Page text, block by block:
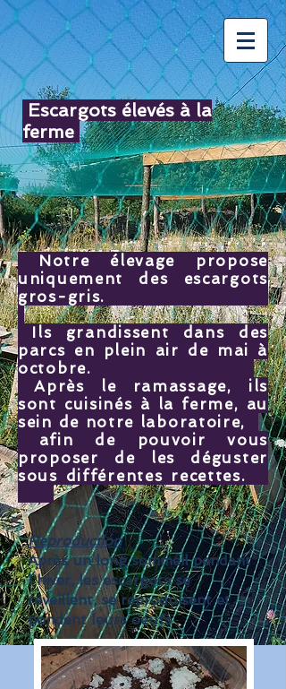
Escargots élevés à la
ferme
Notre élevage propose
uniquement des escargots
gros-gris.
Ils grandissent dans des
parcs en plein air de mai à
octobre.
Après le ramassage, ils
sont cuisinés à la ferme, au
sein de notre laboratoire,
afin de pouvoir vous
proposer de les déguster
sous différentes recettes.
Reproduction
Après un long sommeil pendant
l'hiver, les escargots se
réveillent, se reproduisent et
pondent leurs oeufs